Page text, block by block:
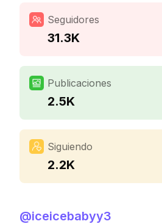
Seguidores
31.3K
Publicaciones
2.5K
Siguiendo
2.2K
@iceicebabyy3